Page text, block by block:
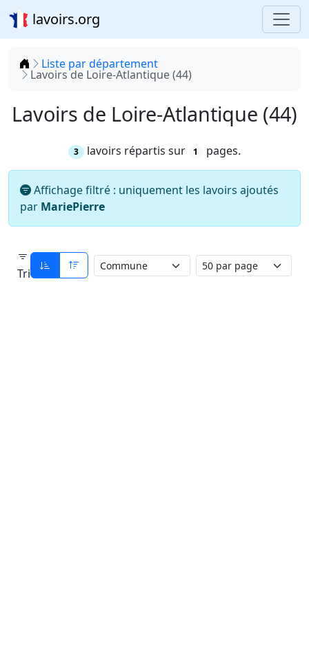
lavoirs.org
Accueil
Liste par département
Lavoirs de Loire-Atlantique (44)
Lavoirs de Loire-Atlantique (44)
3 lavoirs répartis sur 1 pages.
Affichage filtré : uniquement les lavoirs ajoutés
par MariePierre
Tri